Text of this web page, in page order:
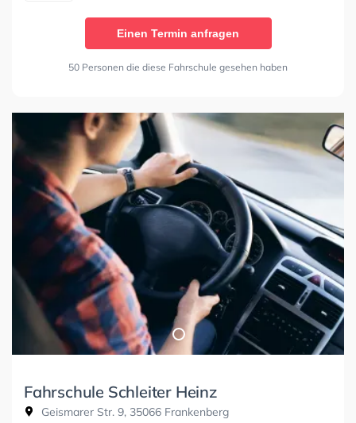
Einen Termin anfragen
50 Personen die diese Fahrschule gesehen haben
Fahrschule Schleiter Heinz
Geismarer Str. 9, 35066 Frankenberg